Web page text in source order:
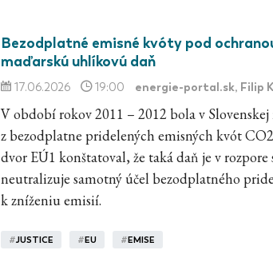
Bezodplatné emisné kvóty pod
maďarskú uhlíkovú daň
17.06.2026 19:00 energie-portal.sk, Filip
V období rokov 2011 – 2012 bola v
z bezodplatne pridelených emisných kvót
dvor EÚ1 konštatoval, že taká daň je v rozpore
neutralizuje samotný účel bezodplatného
k zníženiu emisií.
#JUSTICE #EU #EMISE